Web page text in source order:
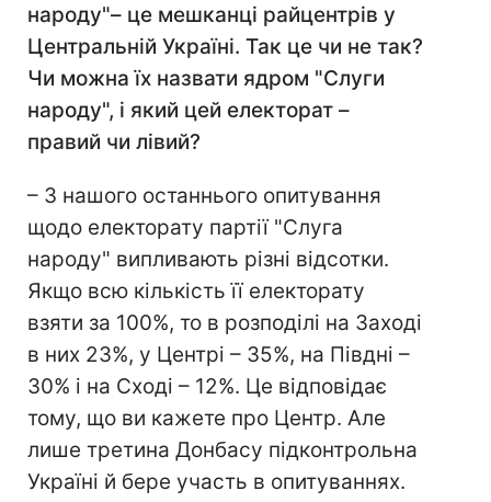
народу"– це мешканці райцентрів у
Центральній Україні. Так це чи не так?
Чи можна їх назвати ядром "Слуги
народу", і який цей електорат –
правий чи лівий?
– З нашого останнього опитування
щодо електорату партії "Слуга
народу" випливають різні відсотки.
Якщо всю кількість її електорату
взяти за 100%, то в розподілі на Заході
в них 23%, у Центрі – 35%, на Півдні –
30% і на Сході – 12%. Це відповідає
тому, що ви кажете про Центр. Але
лише третина Донбасу підконтрольна
Україні й бере участь в опитуваннях.